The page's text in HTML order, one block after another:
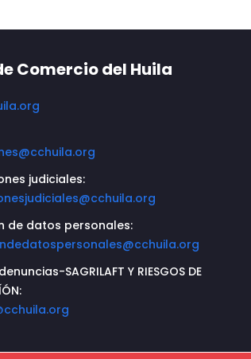
Comercio del Huila
judiciales:
de datos personales:
SAGRILAFT Y RIESGOS DE